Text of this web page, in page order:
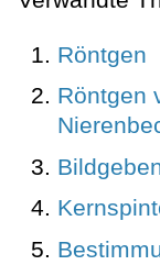
Röntgen
Röntgen